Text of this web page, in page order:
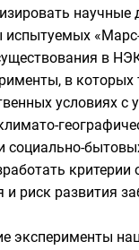
научные
в
в которых
условиях с
социально-
критерии
и риск развития
эксперименты